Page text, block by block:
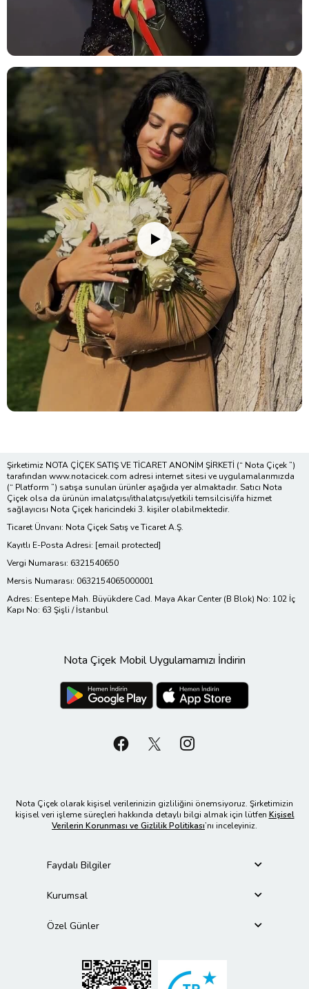
Şirketimiz NOTA ÇİÇEK SATIŞ VE TİCARET ANONİM ŞİRKETİ (“ Nota Çiçek ”)
tarafından www.notacicek.com adresi internet sitesi ve uygulamalarımızda
(“ Platform ”) satışa sunulan ürünler aşağıda yer almaktadır. Satıcı Nota
Çiçek olsa da ürünün imalatçısı/ithalatçısı/yetkili temsilcisi/ifa hizmet
sağlayıcısı Nota Çiçek haricindeki 3. kişiler olabilmektedir.
Ticaret Ünvanı: Nota Çiçek Satış ve Ticaret A.Ş.
Kayıtlı E-Posta Adresi: [email protected]
Vergi Numarası: 6321540650
Mersis Numarası: 0632154065000001
Adres: Esentepe Mah. Büyükdere Cad. Maya Akar Center (B Blok) No: 102 İç
Kapı No: 63 Şişli / İstanbul
Nota Çiçek Mobil Uygulamamızı İndirin
Nota Çiçek olarak kişisel verilerinizin gizliliğini önemsiyoruz. Şirketimizin
kişisel veri işleme süreçleri hakkında detaylı bilgi almak için lütfen Kişisel
Verilerin Korunması ve Gizlilik Politikası’nı inceleyiniz.
Faydalı Bilgiler
Kurumsal
Özel Günler